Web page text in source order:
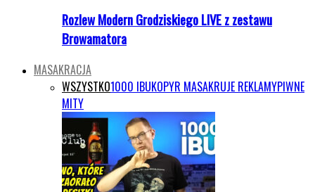
Rozlew Modern Grodziskiego LIVE z zestawu
Browamatora
MASAKRACJA
WSZYSTKO1000 IBUKOPYR MASAKRUJE REKLAMYPIWNE
MITY